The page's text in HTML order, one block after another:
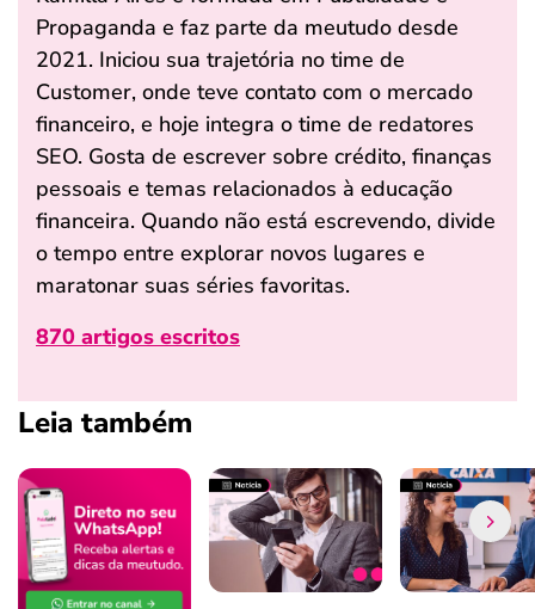
Propaganda e faz parte da meutudo desde
2021. Iniciou sua trajetória no time de
Customer, onde teve contato com o mercado
financeiro, e hoje integra o time de redatores
SEO. Gosta de escrever sobre crédito, finanças
pessoais e temas relacionados à educação
financeira. Quando não está escrevendo, divide
o tempo entre explorar novos lugares e
maratonar suas séries favoritas.
870 artigos escritos
Leia também